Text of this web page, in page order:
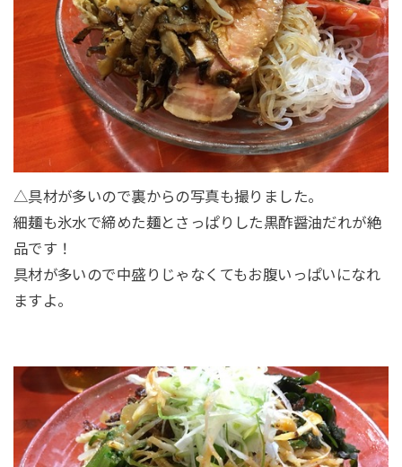
△具材が多いので裏からの写真も撮りました。
細麺も氷水で締めた麺とさっぱりした黒酢醤油だれが絶
品です！
具材が多いので中盛りじゃなくてもお腹いっぱいになれ
ますよ。